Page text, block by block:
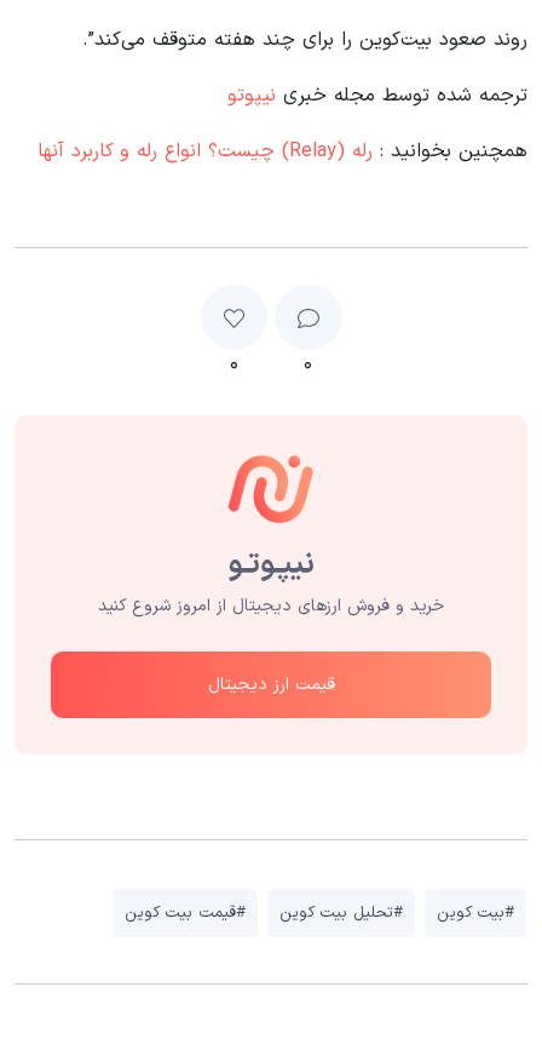
روند صعود بیت‌کوین را برای چند هفته متوقف می‌کند”.
ترجمه شده توسط مجله خبری نیپوتو
همچنین بخوانید : رله (Relay) چیست؟ انواع رله و کاربرد آنها
۰ ۰
خرید و فروش ارزهای دیجیتال از امروز شروع کنید
قیمت ارز دیجیتال
#بیت کوین #تحلیل بیت کوین #قیمت بیت کوین